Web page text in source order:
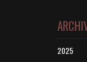
2025